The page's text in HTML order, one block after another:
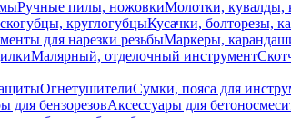
Ручные пилы, ножовкиМолотки, кувалды,
круглогубцыКусачки, болторезы,
для нарезки резьбыМаркеры,
Малярный, отделочный инструмент
ОгнетушителиСумки, пояса для
для бензорезовАксессуары для